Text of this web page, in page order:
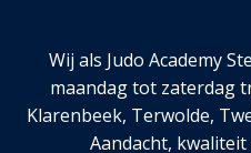
Wij als Judo Academy
maandag tot zaterdag
Klarenbeek, Terwolde,
Aandacht,